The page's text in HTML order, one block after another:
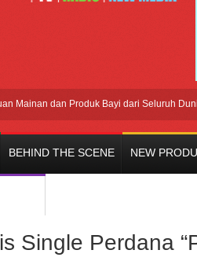
dan Produk Bayi dari Seluruh Dunia,
BEHIND THE SCENE NEW
Single Perdana